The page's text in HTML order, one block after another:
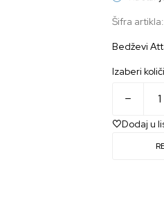
Šifra artikla:
Bedževi
Izaberi
Dodaj u